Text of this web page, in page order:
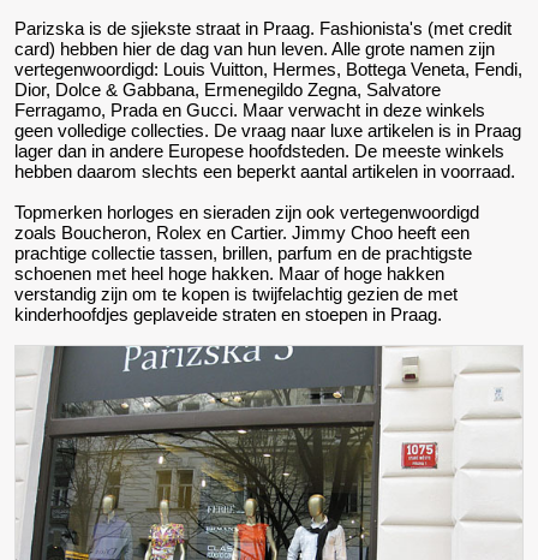
Parizska is de sjiekste straat in Praag. Fashionista's (met credit
card) hebben hier de dag van hun leven. Alle grote namen zijn
vertegenwoordigd: Louis Vuitton, Hermes, Bottega Veneta, Fendi,
Dior, Dolce & Gabbana, Ermenegildo Zegna, Salvatore
Ferragamo, Prada en Gucci. Maar verwacht in deze winkels
geen volledige collecties. De vraag naar luxe artikelen is in Praag
lager dan in andere Europese hoofdsteden. De meeste winkels
hebben daarom slechts een beperkt aantal artikelen in voorraad.
Topmerken horloges en sieraden zijn ook vertegenwoordigd
zoals Boucheron, Rolex en Cartier. Jimmy Choo heeft een
prachtige collectie tassen, brillen, parfum en de prachtigste
schoenen met heel hoge hakken. Maar of hoge hakken
verstandig zijn om te kopen is twijfelachtig gezien de met
kinderhoofdjes geplaveide straten en stoepen in Praag.